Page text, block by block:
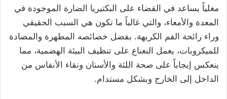
مغلياً يساعد في القضاء على البكتيريا الضارة الموجودة في
المعدة والأمعاء، والتي غالباً ما تكون هي السبب الحقيقي
وراء رائحة الفم الكريهة. بفضل خصائصه المطهرة والمضادة
للميكروبات، يعمل النعناع على تنظيف البيئة الهضمية، مما
ينعكس إيجاباً على صحة اللثة والأسنان ونقاء الأنفاس من
الداخل إلى الخارج وبشكل مستدام.